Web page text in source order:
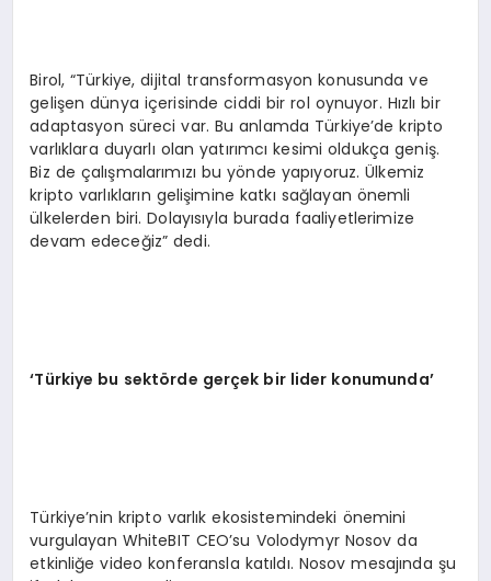
Birol, “Türkiye, dijital transformasyon konusunda ve
gelişen dünya içerisinde ciddi bir rol oynuyor. Hızlı bir
adaptasyon süreci var. Bu anlamda Türkiye’de kripto
varlıklara duyarlı olan yatırımcı kesimi oldukça geniş.
Biz de çalışmalarımızı bu yönde yapıyoruz. Ülkemiz
kripto varlıkların gelişimine katkı sağlayan önemli
ülkelerden biri. Dolayısıyla burada faaliyetlerimize
devam edeceğiz” dedi.
‘Türkiye bu sektörde gerçek bir lider konumunda’
Türkiye’nin kripto varlık ekosistemindeki önemini
vurgulayan WhiteBIT CEO’su Volodymyr Nosov da
etkinliğe video konferansla katıldı. Nosov mesajında şu